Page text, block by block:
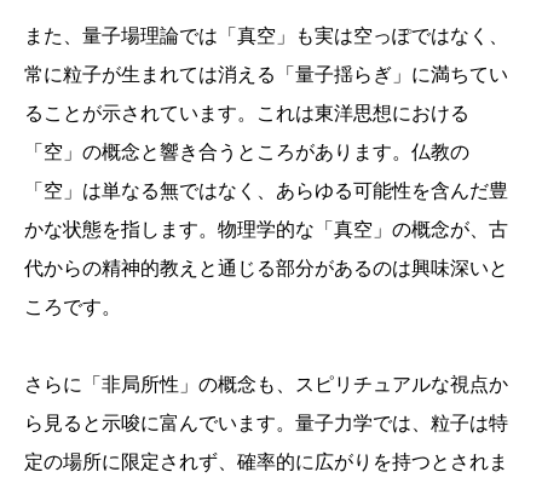
また、量子場理論では「真空」も実は空っぽではなく、
常に粒子が生まれては消える「量子揺らぎ」に満ちてい
ることが示されています。これは東洋思想における
「空」の概念と響き合うところがあります。仏教の
「空」は単なる無ではなく、あらゆる可能性を含んだ豊
かな状態を指します。物理学的な「真空」の概念が、古
代からの精神的教えと通じる部分があるのは興味深いと
ころです。
さらに「非局所性」の概念も、スピリチュアルな視点か
ら見ると示唆に富んでいます。量子力学では、粒子は特
定の場所に限定されず、確率的に広がりを持つとされま